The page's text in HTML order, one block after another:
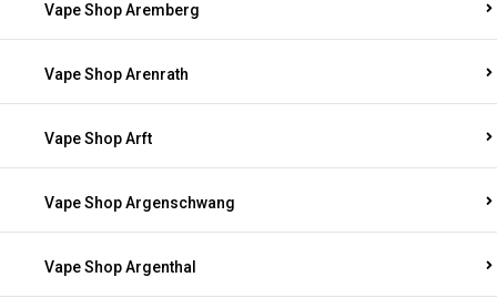
Vape Shop Aremberg
Vape Shop Arenrath
Vape Shop Arft
Vape Shop Argenschwang
Vape Shop Argenthal